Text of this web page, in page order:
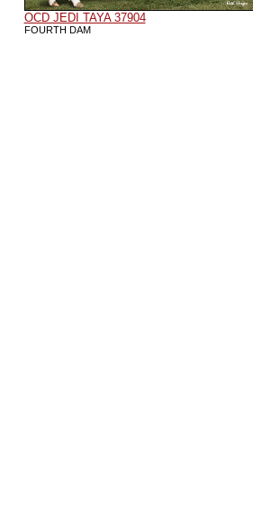
OCD JEDI TAYA 37904
FOURTH DAM